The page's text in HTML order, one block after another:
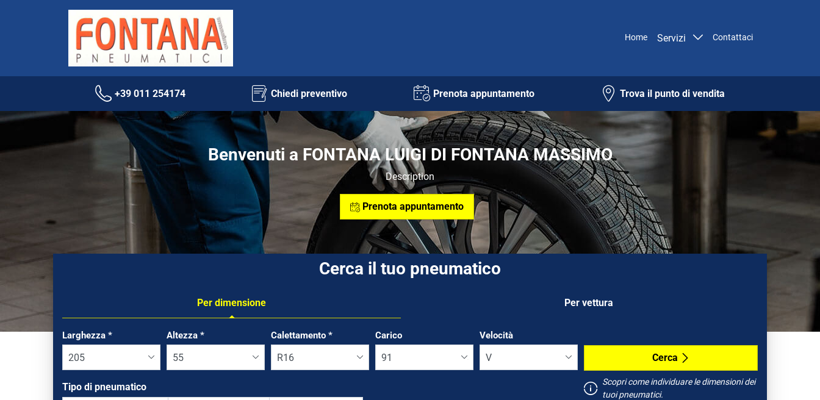
Home Servizi Contattaci
+39 011 254174 Chiedi preventivo Prenota appuntamento Trova il punto di vendita
Benvenuti a FONTANA LUIGI DI FONTANA MASSIMO
Description
Prenota appuntamento
Cerca il tuo pneumatico
Per dimensione Per vettura
Tab updated: Per dimensione
Larghezza * Altezza * Calettamento * Carico Velocità
Tipo di pneumatico
Cerca
Scopri come individuare le dimensioni dei
tuoi pneumatici.